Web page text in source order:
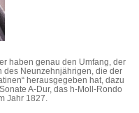
haben genau den Umfang, der
des Neunzehnjährigen, die der
herausgegeben hat, dazu
A-Dur, das h-Moll-Rondo
Jahr 1827.